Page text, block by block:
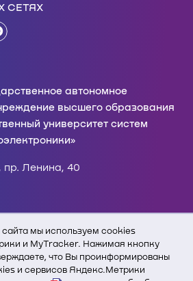
мы используем cookies
и MyTracker. Нажимая кнопку
что Вы проинформированы
и сервисов Яндекс.Метрики
СЕТЯХ
автономное
высшего образования
университет систем
пр. Ленина, 40
обед, 13:00 – 14:00